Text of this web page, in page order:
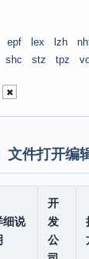
epf lex lzh
shc stz tpz
文件打开编
细说
开
发
公